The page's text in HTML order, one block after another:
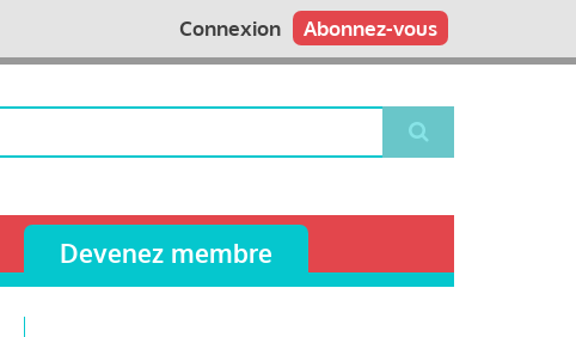
Abonnez-vous
Connexion
Devenez membre